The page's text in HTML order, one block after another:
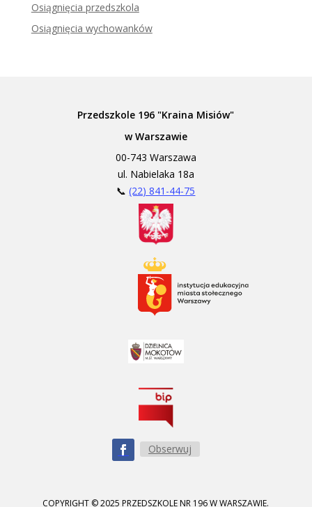
Osiągnięcia przedszkola
Osiągnięcia wychowanków
Przedszkole 196 "Kraina Misiów"
w Warszawie
00-743 Warszawa
ul. Nabielaka 18a
📞(22) 841-44-75
Obserwuj
COPYRIGHT © 2025 PRZEDSZKOLE NR 196 W WARSZAWIE.